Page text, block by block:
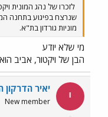
לזכרו של נהג המונית
שנרצח בפיגוע בתחנה
מוניות גורדון בת"א.
מי שלא יודע
הבן של ויקטור, אביב
י יאיר הדרקון
New member